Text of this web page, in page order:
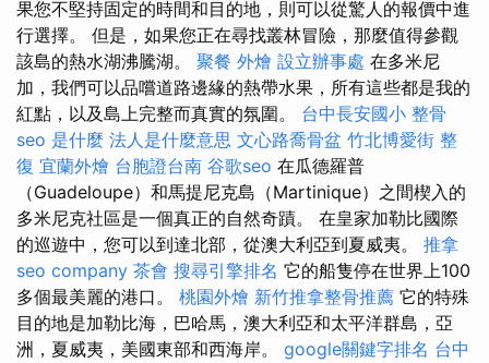
果您不堅持固定的時間和目的地，則可以從驚人的報價中進
行選擇。 但是，如果您正在尋找叢林冒險，那麼值得參觀
該島的熱水湖沸騰湖。 聚餐 外燴 設立辦事處 在多米尼
加，我們可以品嚐道路邊緣的熱帶水果，所有這些都是我的
紅點，以及島上完整而真實的氛圍。 台中長安國小 整骨
seo 是什麼 法人是什麼意思 文心路喬骨盆 竹北博愛街 整
復 宜蘭外燴 台胞證台南 谷歌seo 在瓜德羅普
（Guadeloupe）和馬提尼克島（Martinique）之間楔入的
多米尼克社區是一個真正的自然奇蹟。 在皇家加勒比國際
的巡遊中，您可以到達北部，從澳大利亞到夏威夷。 推拿
seo company 茶會 搜尋引擎排名 它的船隻停在世界上100
多個最美麗的港口。 桃園外燴 新竹推拿整骨推薦 它的特殊
目的地是加勒比海，巴哈馬，澳大利亞和太平洋群島，亞
洲，夏威夷，美國東部和西海岸。 google關鍵字排名 台中